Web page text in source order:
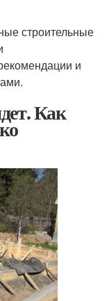
строительные
и
Как